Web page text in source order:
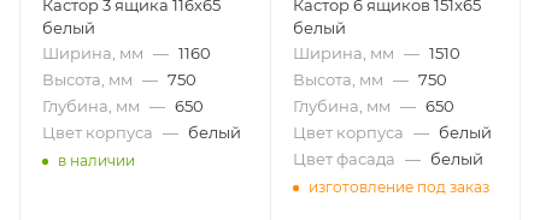
Кастор 3 ящика 116х65
белый
Ширина, мм — 1160
Высота, мм — 750
Глубина, мм — 650
Цвет корпуса — белый
в наличии
Кастор 6 ящиков 151х65
белый
Ширина, мм — 1510
Высота, мм — 750
Глубина, мм — 650
Цвет корпуса — белый
Цвет фасада — белый
изготовление под заказ